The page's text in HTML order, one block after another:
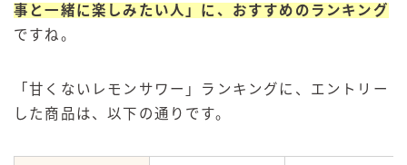
事と一緒に楽しみたい人」に、おすすめのランキング
ですね。
「甘くないレモンサワー」ランキングに、エントリー
した商品は、以下の通りです。